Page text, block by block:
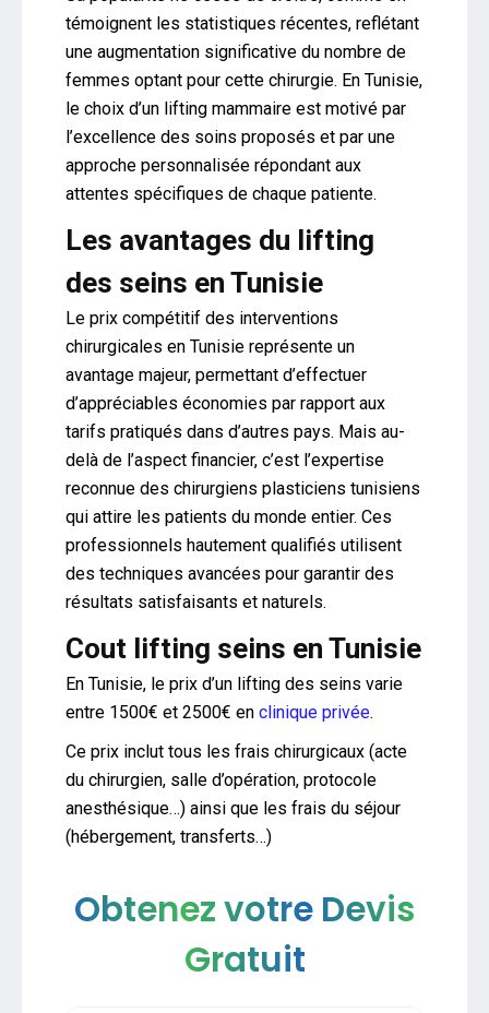
témoignent les statistiques récentes, reflétant
une augmentation significative du nombre de
femmes optant pour cette chirurgie. En Tunisie,
le choix d’un lifting mammaire est motivé par
l’excellence des soins proposés et par une
approche personnalisée répondant aux
attentes spécifiques de chaque patiente.
Les avantages du lifting
des seins en Tunisie
Le prix compétitif des interventions
chirurgicales en Tunisie représente un
avantage majeur, permettant d’effectuer
d’appréciables économies par rapport aux
tarifs pratiqués dans d’autres pays. Mais au-
delà de l’aspect financier, c’est l’expertise
reconnue des chirurgiens plasticiens tunisiens
qui attire les patients du monde entier. Ces
professionnels hautement qualifiés utilisent
des techniques avancées pour garantir des
résultats satisfaisants et naturels.
Cout lifting seins en Tunisie
En Tunisie, le prix d’un lifting des seins varie
entre 1500€ et 2500€ en clinique privée.
Ce prix inclut tous les frais chirurgicaux (acte
du chirurgien, salle d’opération, protocole
anesthésique…) ainsi que les frais du séjour
(hébergement, transferts…)
Obtenez votre Devis
Gratuit